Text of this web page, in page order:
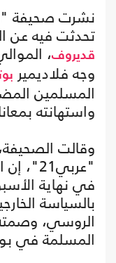
نشرت صحيفة
تحدثت فيه عن
قديروف،
وجه فلاديمير
المسلمين
واستهانته
وقالت
في نهاية
بالسياسة
الروسي،
المسلمة في